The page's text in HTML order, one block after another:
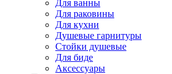
Для ванны
Для раковины
Для кухни
Душевые гарнитуры
Стойки душевые
Для биде
Аксессуары